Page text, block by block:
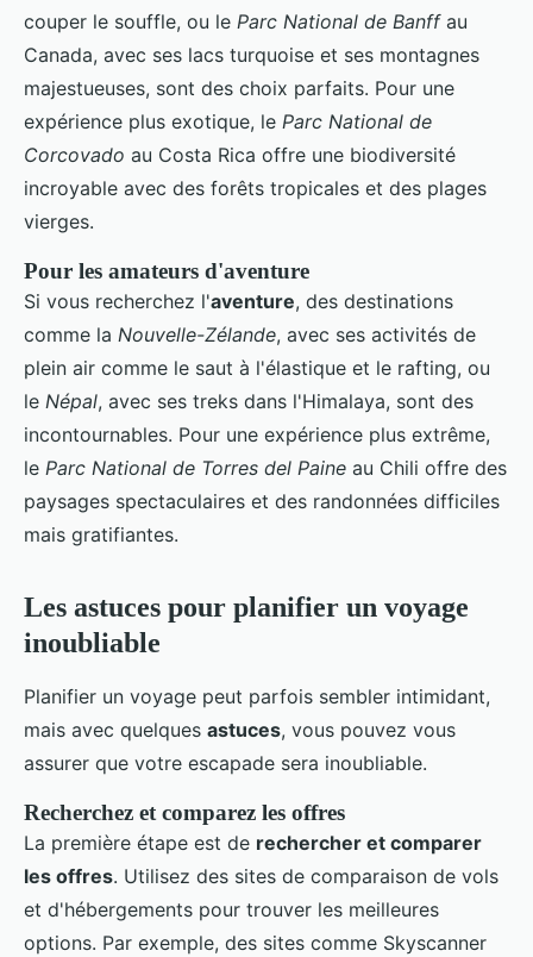
couper le souffle, ou le Parc National de Banffau
Canada, avec ses lacs turquoise et ses montagnes
majestueuses, sont des choix parfaits. Pour une
expérience plus exotique, le Parc National de
Corcovado au Costa Rica offre une biodiversité
incroyable avec des forêts tropicales et des plages
vierges.
Pour les amateurs d'aventure
Si vous recherchez l'aventure, des destinations
comme la Nouvelle-Zélande, avec ses activités de
plein air comme le saut à l'élastique et le rafting, ou
le Népal, avec ses treks dans l'Himalaya, sont des
incontournables. Pour une expérience plus extrême,
le Parc National de Torres del Paine au Chili offre des
paysages spectaculaires et des randonnées difficiles
mais gratifiantes.
Les astuces pour planifier un voyage
inoubliable
Planifier un voyage peut parfois sembler intimidant,
mais avec quelques astuces, vous pouvez vous
assurer que votre escapade sera inoubliable.
Recherchez et comparez les offres
La première étape est de rechercher et comparer
les offres. Utilisez des sites de comparaison de vols
et d'hébergements pour trouver les meilleures
options. Par exemple, des sites comme Skyscanner